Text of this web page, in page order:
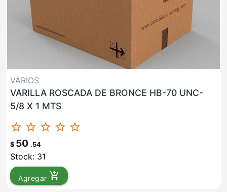
VARIOS
VARILLA ROSCADA DE BRONCE HB-70 UNC-
5/8 X 1 MTS
star_border star_border star_border star_border star_border
$ 50 .54
Stock: 31
Agregar add_shopping_cart